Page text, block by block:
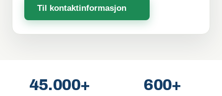
Til kontaktinformasjon
45.000+ 600+